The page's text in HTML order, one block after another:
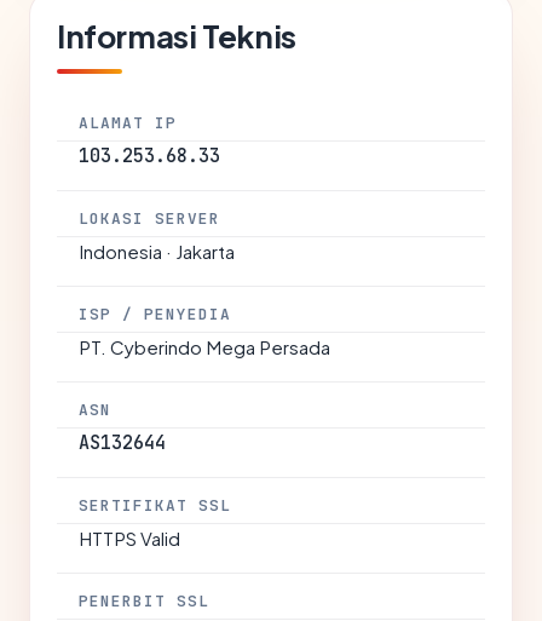
Informasi Teknis
ALAMAT IP
103.253.68.33
LOKASI SERVER
Indonesia · Jakarta
ISP / PENYEDIA
PT. Cyberindo Mega Persada
ASN
AS132644
SERTIFIKAT SSL
HTTPS Valid
PENERBIT SSL